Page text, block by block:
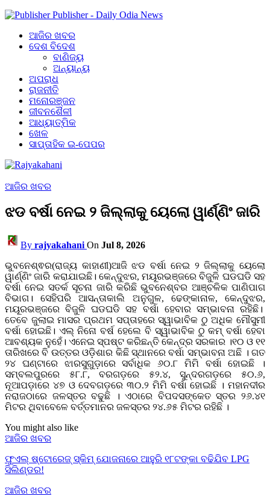
Publisher - Daily Odia News
ଆଜିର ଖବର
ଦେଶ ବିଦେଶ
ବାଣିଜ୍ୟ
ଅନ୍ୟାନ୍ୟ
ଅପରାଧ
ରାଜନୀତି
ମନୋରଞ୍ଜନ
ଜୀବନଶୈଳୀ
ଆଧ୍ୟାତ୍ମିକ
ଖେଳ
ସାପ୍ତାହିକ ଇ-ପେପର
ଆଜିର ଖବର
ଝଡ ବର୍ଷା ନେଇ ୨ ଜିଲ୍ଲାକୁ ୟେଲୋ ୱାର୍ଣ୍ଣିଂ ଜାରି
By rajyakahani On Jul 8, 2026
ଭୁବନେଶ୍ଵର(ରାଜ୍ୟ କାହାଣୀ)ଆଜି ଝଡ ବର୍ଷା ନେଇ ୨ ଜିଲ୍ଲାକୁ ୟେଲୋ
ୱାର୍ଣ୍ଣିଂ ଜାରି କରାଯାଇଛି। କେନ୍ଦୁଝର, ମୟୂରଭଞ୍ଜରେ ବିଜୁଳି ଘଡଘଡି ସହ
ବର୍ଷା ନେଇ ସତର୍କ ସୂଚନା ଜାରି କରିଛି ଭୁବନେଶ୍ବର ଆଞ୍ଚଳିକ ପାଣିପାଗ
ବିଭାଗ। ସେହିପରି ଆସନ୍ତାକାଲି ଅନୁଗୁଳ, ଢେଙ୍କାନାଳ, କେନ୍ଦୁଝର,
ମୟୂରଭଞ୍ଜରେ ବିଜୁଳି ଘଡଘଡି ସହ ବର୍ଷା ହେବାର ସମ୍ଭାବନା ରହିଛି।
ତେବେ ଜୁଲାଇ ମାସର ପ୍ରଥମ ସପ୍ତାହରେ ସ୍ୱାଭାବିକ ଠୁ ଅଧିକ ମୌସୁମୀ
ବର୍ଷା ହୋଇଛି। ଏଲ୍ ନିନୋ ବର୍ଷ ହେଲେ ବି ସ୍ୱାଭାବିକ ଠୁ କମ୍ ବର୍ଷା ହେବା
ଆବଶ୍ୟକ ନୁହେଁ। ଏନେଇ ସ୍ପଷ୍ଟ କରିଛନ୍ତି କେନ୍ଦ୍ର ସରକାର ।୧୦ ଓ ୧୧
ତାରିଖରେ ବି ଉତ୍ତର ଓଡ଼ିଶାର କିଛି ସ୍ଥାନରେ ବର୍ଷା ସମ୍ଭାବନା ଅଛି । ଗତ
୨୪ ଘଣ୍ଟାରେ ଝାରସୁଗୁଡ଼ାରେ ସର୍ବାଧିକ ୬୦.୮ ମିମି ବର୍ଷା ହୋଇଛି ।
ସମ୍ବଲପୁରରେ ୫୮.୮, ବରଗଡ଼ରେ ୫୨.୪, ସୁନ୍ଦରଗଡ଼ରେ ୫୦.୬,
ନୂଆପଡ଼ାରେ ୪୭ ଓ ଦେବଗଡ଼ରେ ୩୦.୨ ମିମି ବର୍ଷା ହୋଇଛି । ମହାନଦୀର
ନରାଜଠାରେ ଜଳସ୍ତର ବଢୁଛି । ଏଠାରେ ବିପଦସଙ୍କେତ ସ୍ତର ୨୬.୪୧
ମିଟର ଥିବାବେଳେ ବର୍ତ୍ତମାନର ଜଳସ୍ତର ୨୪.୬୫ ମିଟର ରହିଛି ।
You might also like
ଆଜିର ଖବର
ଫୁଏଲ୍ ଷ୍ଟୋରେଜ୍ ସ୍କିମ୍ ଯୋଜନାରେ ଆହୁରି ୧୮ଟଙ୍କା ବଢିଯିବ LPG
ସିଲିଣ୍ଡର!
ଆଜିର ଖବର